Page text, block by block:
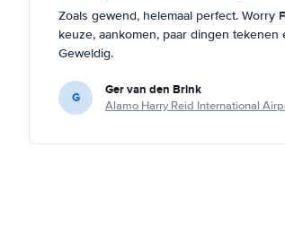
Zoals gewend, helemaal perfect. Worry
keuze, aankomen, paar dingen tekenen
Geweldig.
G Ger van den Brink
Alamo Harry Reid International